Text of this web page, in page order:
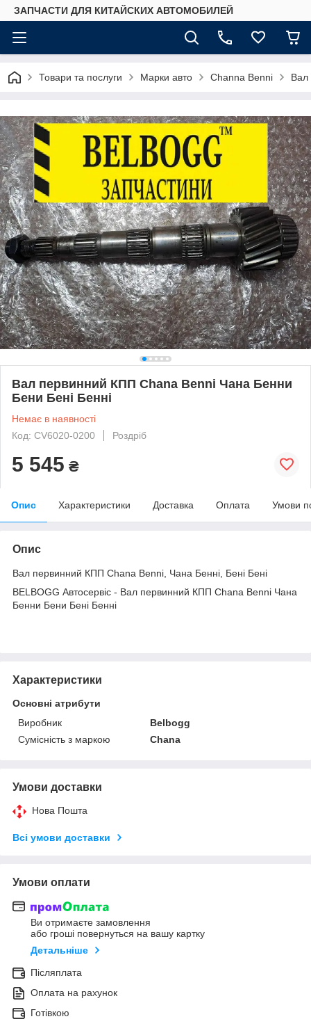
ЗАПЧАСТИ ДЛЯ КИТАЙСКИХ АВТОМОБИЛЕЙ
Товари та послуги Марки авто Сhannа Benni Вал
Вал первинний КПП Chana Benni Чана Бенни
Бени Бені Бенні
Немає в наявності
Код: CV6020-0200
Роздріб
5 545 ₴
Опис Характеристики Доставка Оплата Умови
Опис
Вал первинний КПП Chana Benni, Чана Бенні, Бені Бені
BELBOGG Автосервіс - Вал первинний КПП Chana Benni Чана
Бенни Бени Бені Бенні
Характеристики
Основні атрибути
Виробник
Belbogg
Сумісність з маркою
Chana
Умови доставки
Нова Пошта
Всі умови доставки
Умови оплати
Ви отримаєте замовлення
або гроші повернуться на вашу картку
Детальніше
Післяплата
Оплата на рахунок
Готівкою